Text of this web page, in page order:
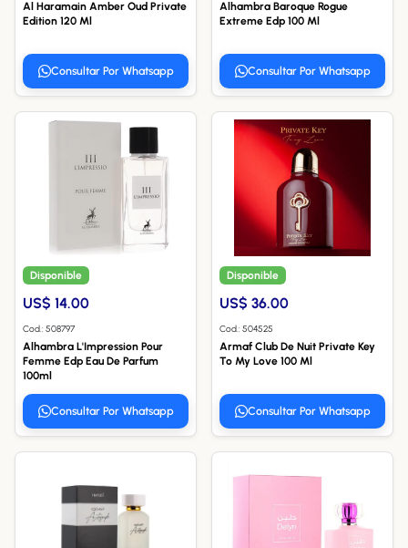
Al Haramain Amber Oud Private
Edition 120 Ml
Consultar Por Whatsapp
Alhambra Baroque Rogue
Extreme Edp 100 Ml
Consultar Por Whatsapp
Disponible
US$ 14.00
Cod.: 508797
Alhambra L'Impression Pour
Femme Edp Eau De Parfum
100ml
Consultar Por Whatsapp
Disponible
US$ 36.00
Cod.: 504525
Armaf Club De Nuit Private Key
To My Love 100 Ml
Consultar Por Whatsapp